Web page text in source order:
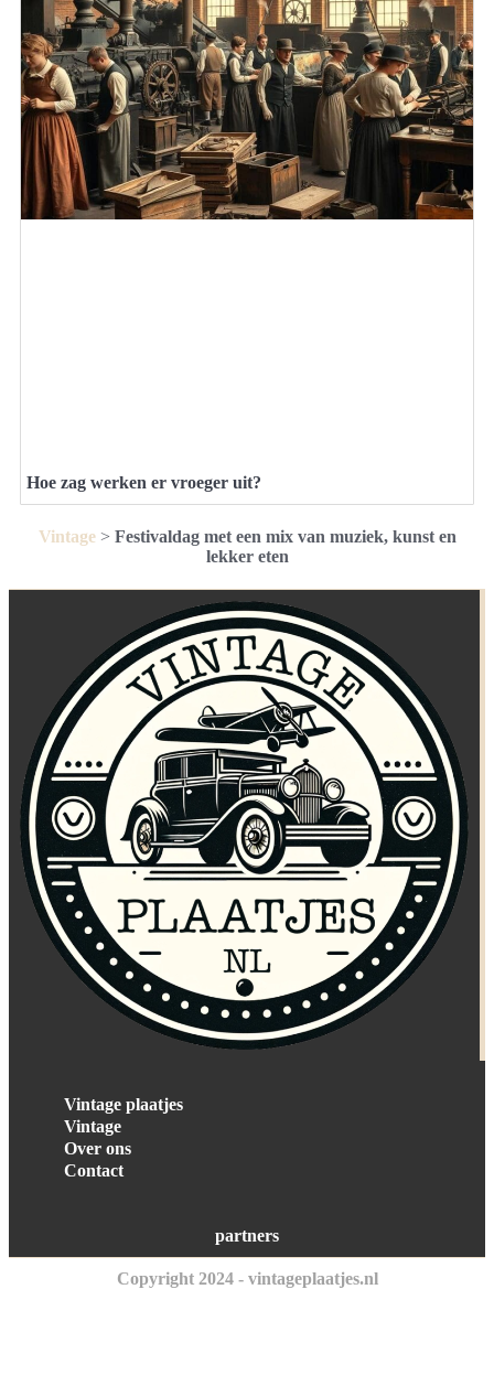
Hoe zag werken er vroeger uit?
Vintage> Festivaldag met een mix van muziek, kunst en
lekker eten
Vintage plaatjes
Vintage
Over ons
Contact
partners
Copyright 2024 - vintageplaatjes.nl